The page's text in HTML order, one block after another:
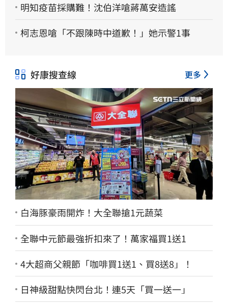
明知疫苗採購難！沈伯洋嗆蔣萬安造謠
柯志恩嗆「不跟陳時中道歉！」她示警1事
好康搜查線 更多
白海豚豪雨開炸！大全聯搶1元蔬菜
全聯中元節最強折扣來了！萬家福買1送1
4大超商父親節「咖啡買1送1、買8送8」！
日神級甜點快閃台北！連5天「買一送一」